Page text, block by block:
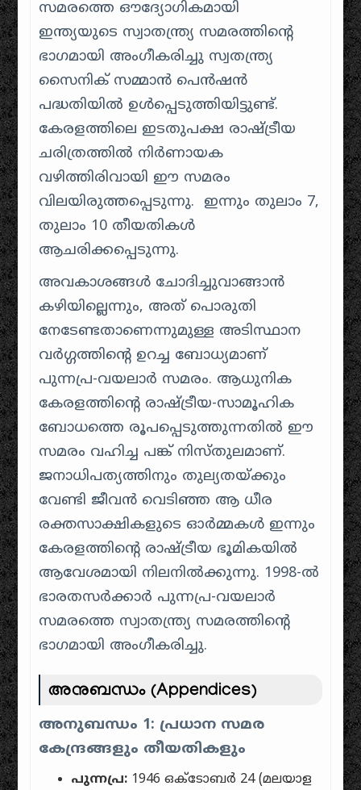
സമരത്തെ ഔദ്യോഗികമായി
ഇന്ത്യയുടെ സ്വാതന്ത്ര്യ സമരത്തിന്റെ
ഭാഗമായി അംഗീകരിച്ചു സ്വതന്ത്ര്യ
സൈനിക് സമ്മാൻ പെൻഷൻ
പദ്ധതിയിൽ ഉൾപ്പെടുത്തിയിട്ടുണ്ട്.
കേരളത്തിലെ ഇടതുപക്ഷ രാഷ്ട്രീയ
ചരിത്രത്തിൽ നിർണായക
വഴിത്തിരിവായി ഈ സമരം
വിലയിരുത്തപ്പെടുന്നു. ഇന്നും തുലാം 7,
തുലാം 10 തീയതികൾ
ആചരിക്കപ്പെടുന്നു.
അവകാശങ്ങൾ ചോദിച്ചുവാങ്ങാൻ
കഴിയില്ലെന്നും, അത് പൊരുതി
നേടേണ്ടതാണെന്നുമുള്ള അടിസ്ഥാന
വർഗ്ഗത്തിന്റെ ഉറച്ച ബോധ്യമാണ്
പുന്നപ്ര-വയലാർ സമരം. ആധുനിക
കേരളത്തിന്റെ രാഷ്ട്രീയ-സാമൂഹിക
ബോധത്തെ രൂപപ്പെടുത്തുന്നതിൽ ഈ
സമരം വഹിച്ച പങ്ക് നിസ്തുലമാണ്.
ജനാധിപത്യത്തിനും തുല്യതയ്ക്കും
വേണ്ടി ജീവൻ വെടിഞ്ഞ ആ ധീര
രക്തസാക്ഷികളുടെ ഓർമ്മകൾ ഇന്നും
കേരളത്തിന്റെ രാഷ്ട്രീയ ഭൂമികയിൽ
ആവേശമായി നിലനിൽക്കുന്നു. 1998-ൽ
ഭാരതസർക്കാർ പുന്നപ്ര-വയലാർ
സമരത്തെ സ്വാതന്ത്ര്യ സമരത്തിന്റെ
ഭാഗമായി അംഗീകരിച്ചു.
അനുബന്ധം (Appendices)
അനുബന്ധം 1: പ്രധാന സമര
കേന്ദ്രങ്ങളും തീയതികളും
പുന്നപ്ര: 1946 ഒക്ടോബർ 24 (മലയാള